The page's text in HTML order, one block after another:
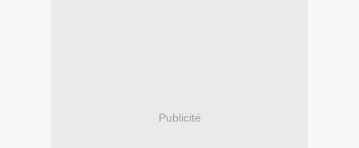
Publicité